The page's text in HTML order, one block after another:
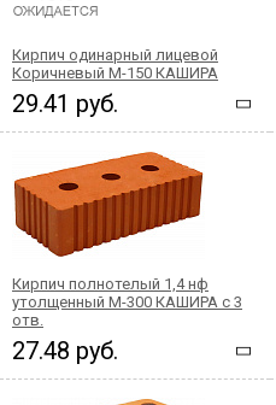
Кирпич одинарный лицевой
Коричневый М-150 КАШИРА
29.41 руб.
Кирпич полнотелый 1,4 нф
утолщенный М-300 КАШИРА с 3
отв.
27.48 руб.